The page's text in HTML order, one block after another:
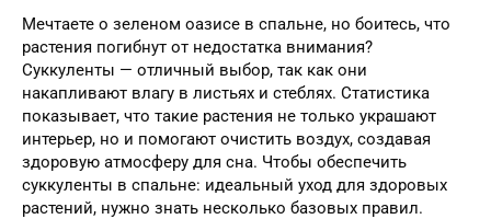
Мечтаете о зеленом оазисе в спальне, но боитесь, что
растения погибнут от недостатка внимания?
Суккуленты — отличный выбор, так как они
накапливают влагу в листьях и стеблях. Статистика
показывает, что такие растения не только украшают
интерьер, но и помогают очистить воздух, создавая
здоровую атмосферу для сна. Чтобы обеспечить
суккуленты в спальне: идеальный уход для здоровых
растений, нужно знать несколько базовых правил.